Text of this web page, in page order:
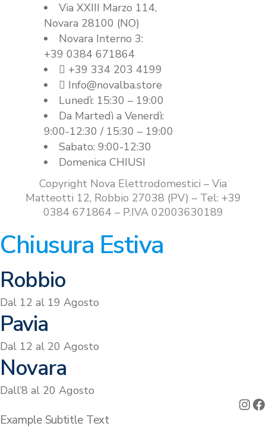
Via XXIII Marzo 114,
Novara 28100 (NO)
Novara Interno 3:
+39 0384 671864
+39 334 203 4199
Info@novalba.store
Lunedì: 15:30 – 19:00
Da Martedì a Venerdì:
9:00-12:30 / 15:30 – 19:00
Sabato: 9:00-12:30
Domenica CHIUSI
Copyright Nova Elettrodomestici – Via
Matteotti 12, Robbio 27038 (PV) – Tel: +39
0384 671864 – P.IVA 02003630189
Chiusura Estiva
Robbio
Dal 12 al 19 Agosto
Pavia
Dal 12 al 20 Agosto
Novara
Dall’8 al 20 Agosto
Example Subtitle Text